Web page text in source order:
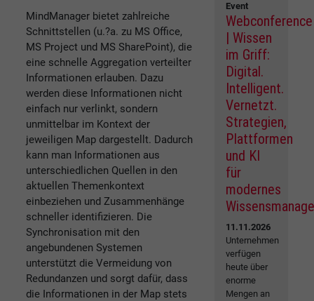
MindManager bietet zahlreiche
Schnittstellen (u.?a. zu MS Office,
MS Project und MS SharePoint), die
eine schnelle Aggregation verteilter
Informationen erlauben. Dazu
werden diese Informationen nicht
einfach nur verlinkt, sondern
unmittelbar im Kontext der
jeweiligen Map dargestellt. Dadurch
kann man Informationen aus
unterschiedlichen Quellen in den
aktuellen Themenkontext
einbeziehen und Zusammenhänge
schneller identifizieren. Die
Synchronisation mit den
angebundenen Systemen
unterstützt die Vermeidung von
Redundanzen und sorgt dafür, dass
die Informationen in der Map stets
Event
Webconference
| Wissen
im Griff:
Digital.
Intelligent.
Vernetzt.
Strategien,
Plattformen
und KI
für
modernes
11.11.2026
Unternehmen
verfügen
heute über
enorme
Mengen an